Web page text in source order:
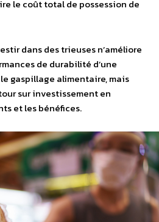
le coût total de possession de
dans des trieuses n’améliore
de durabilité d’une
gaspillage alimentaire, mais
sur investissement en
et les bénéfices.